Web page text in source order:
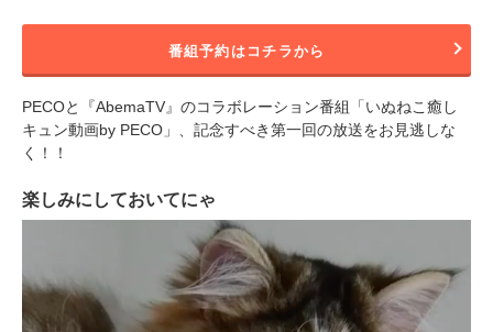
番組予約はコチラから
PECOと『AbemaTV』のコラボレーション番組「いぬねこ癒し
キュン動画by PECO」、記念すべき第一回の放送をお見逃しな
く！！
楽しみにしておいてにゃ